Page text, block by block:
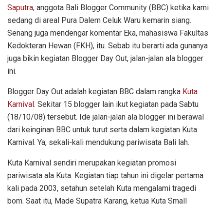
Saputra, anggota Bali Blogger Community (BBC) ketika kami
sedang di areal Pura Dalem Celuk Waru kemarin siang.
Senang juga mendengar komentar Eka, mahasiswa Fakultas
Kedokteran Hewan (FKH), itu. Sebab itu berarti ada gunanya
juga bikin kegiatan Blogger Day Out, jalan-jalan ala blogger
ini.
Blogger Day Out adalah kegiatan BBC dalam rangka Kuta
Karnival. Sekitar 15 blogger lain ikut kegiatan pada Sabtu
(18/10/08) tersebut. Ide jalan-jalan ala blogger ini berawal
dari keinginan BBC untuk turut serta dalam kegiatan Kuta
Karnival. Ya, sekali-kali mendukung pariwisata Bali lah.
Kuta Karnival sendiri merupakan kegiatan promosi
pariwisata ala Kuta. Kegiatan tiap tahun ini digelar pertama
kali pada 2003, setahun setelah Kuta mengalami tragedi
bom. Saat itu, Made Supatra Karang, ketua Kuta Small